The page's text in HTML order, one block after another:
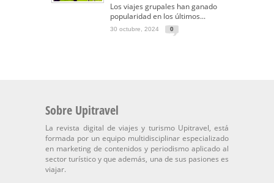
Los viajes grupales han ganado
popularidad en los últimos...
30 octubre, 2024 0
Sobre Upitravel
La revista digital de viajes y turismo Upitravel, está
formada por un equipo multidisciplinar especializado
en marketing de contenidos y periodismo aplicado al
sector turístico y que además, una de sus pasiones es
viajar.